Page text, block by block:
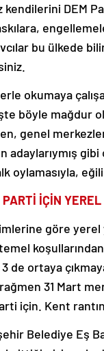
DEM
bu ülkede
okumaya
böyle mağdur
genel
adaylarıymış
oylamasıyla,
PARTİ İÇİN
göre yerel
de ortaya
31 Mart
için. Kent
Belediye Eş